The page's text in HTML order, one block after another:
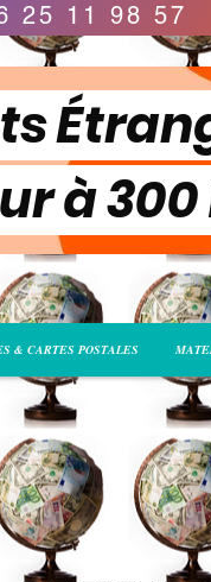
25 11 98 57
à
& CARTES POSTALES